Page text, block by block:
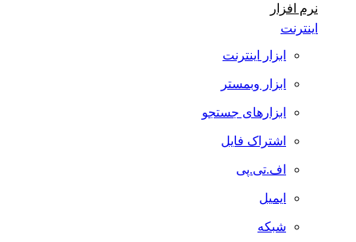
نرم افزار
اینترنت
ابزار اینترنت
ابزار وبمستر
ابزارهای جستجو
اشتراک فایل
اف.تی.پی
ایمیل
شبکه